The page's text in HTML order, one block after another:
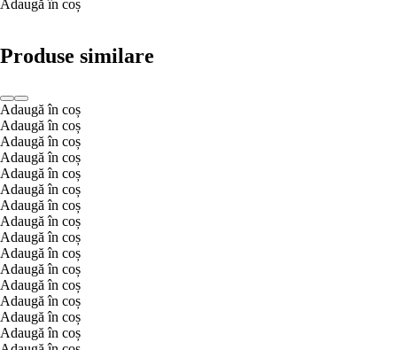
Adaugă în coș
Produse similare
Adaugă în coș
Adaugă în coș
Adaugă în coș
Adaugă în coș
Adaugă în coș
Adaugă în coș
Adaugă în coș
Adaugă în coș
Adaugă în coș
Adaugă în coș
Adaugă în coș
Adaugă în coș
Adaugă în coș
Adaugă în coș
Adaugă în coș